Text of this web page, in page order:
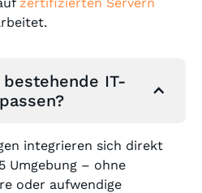
IT-
integrieren sich direkt
Umgebung – ohne
oder aufwendige